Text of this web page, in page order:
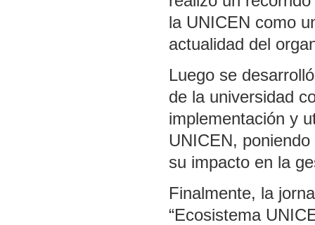
la UNICEN como
actualidad del
Luego se
de la universidad
implementación y
UNICEN,
su impacto en la
Finalmente, la
“Ecosistema